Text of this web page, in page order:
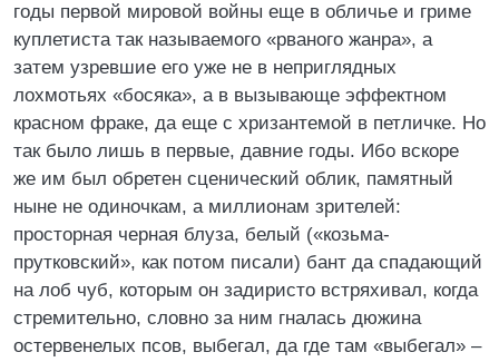
годы первой мировой войны еще в обличье и гриме
куплетиста так называемого «рваного жанра», а
затем узревшие его уже не в неприглядных
лохмотьях «босяка», а в вызывающе эффектном
красном фраке, да еще с хризантемой в петличке. Но
так было лишь в первые, давние годы. Ибо вскоре
же им был обретен сценический облик, памятный
ныне не одиночкам, а миллионам зрителей:
просторная черная блуза, белый («козьма-
прутковский», как потом писали) бант да спадающий
на лоб чуб, которым он задиристо встряхивал, когда
стремительно, словно за ним гналась дюжина
остервенелых псов, выбегал, да где там «выбегал» –